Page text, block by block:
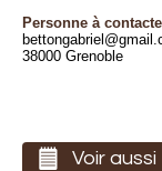
Personne à
38000 Grenoble
Voir aussi